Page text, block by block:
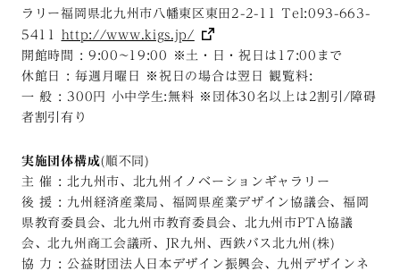
ラリー福岡県北九州市八幡東区東田2-2-11 Tel:093-663-
5411 http://www.kigs.jp/
開館時間 : 9:00~19:00 ※土・日・祝日は17:00まで
休館日 : 毎週月曜日 ※祝日の場合は翌日 観覧料:
一 般 : 300円 小中学生:無料 ※団体30名以上は2割引/障碍
者割引有り
実施団体構成(順不同)
主 催 : 北九州市、北九州イノベーションギャラリー
後 援 : 九州経済産業局、福岡県産業デザイン協議会、福岡
県教育委員会、北九州市教育委員会、北九州市PTA協議
会、北九州商工会議所、JR九州、西鉄バス北九州(株)
協 力 : 公益財団法人日本デザイン振興会、九州デザインネ